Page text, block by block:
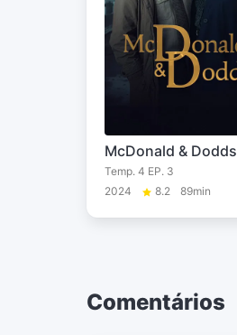
McDonald & Dodds
Temp. 4 EP. 3
2024
8.2 89min
Comentários